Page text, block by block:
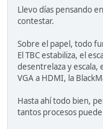
Llevo días pensando
contestar.
Sobre el papel, todo
El TBC estabiliza, el
desentrelaza y escala,
VGA a HDMI, la
Hasta ahí todo bien,
tantos procesos